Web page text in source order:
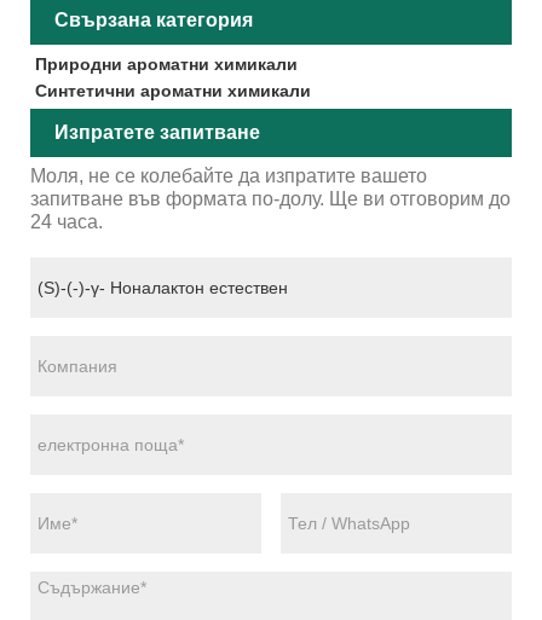
Свързана категория
Природни ароматни химикали
Синтетични ароматни химикали
Изпратете запитване
Моля, не се колебайте да изпратите вашето
запитване във формата по-долу. Ще ви отговорим до
24 часа.